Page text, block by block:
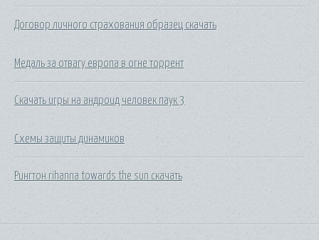
Договор личного страхования образец скачать
Медаль за отвагу европа в огне торрент
Скачать игры на андроид человек паук 3
Схемы защиты динамиков
Рингтон rihanna towards the sun скачать